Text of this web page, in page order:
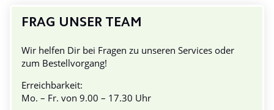
FRAG UNSER TEAM
Wir helfen Dir bei Fragen zu unseren Services oder
zum Bestellvorgang!
Erreichbarkeit:
Mo. – Fr. von 9.00 – 17.30 Uhr